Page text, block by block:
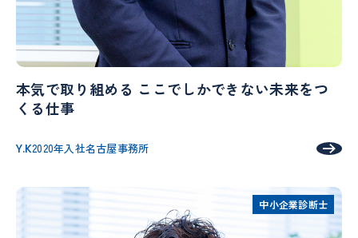
本気で取り組める ここでしかできない未来をつ
くる仕事
Y.K2020年入社名古屋事務所
中小企業診断士